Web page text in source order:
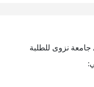
جامعة نزوى للطلبة